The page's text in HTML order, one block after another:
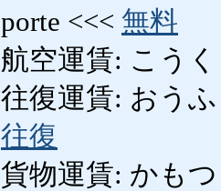
porte <<< 無料
航空運賃: こう
往復運賃: おう
往復
貨物運賃: かもつ